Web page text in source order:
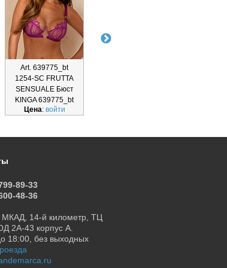
Art. 639775_bt
1254-SC FRUTTA
SENSUALE Бюст
KINGA 639775_bt
Цена: войти
89-33
48-36
МКАД, 14-й километр, ТЦ
2А-43 корпус А.
18:00, без выходных